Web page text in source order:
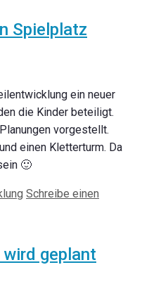
Spielplatz
ein neuer
die Kinder beteiligt.
vorgestellt.
einen Kletterturm. Da
🙂
Schreibe einen
wird geplant